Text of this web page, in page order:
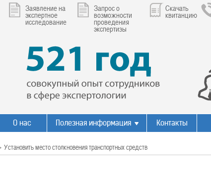
Заявление на
экспертное
исследование
Запрос о
возможности
проведения
экспертизы
Скачать
квитанцию
О нас Полезная информация Контакты
Установить место столкновения транспортных средств